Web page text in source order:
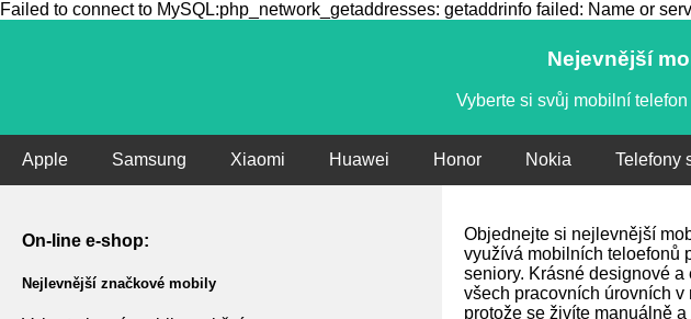
Failed to connect to MySQL:php_network_getaddresses: getaddrinfo failed: Name or
Nejevnější
Vyberte si svůj mobilní
Apple Samsung Xiaomi Huawei Honor Nokia Telefony
On-line e-shop:
Nejlevnější značkové mobily
Objednejte si nejlevnější
využívá mobilních teloefonů
seniory. Krásné designové
všech pracovních úrovních
protože se živíte manuálně